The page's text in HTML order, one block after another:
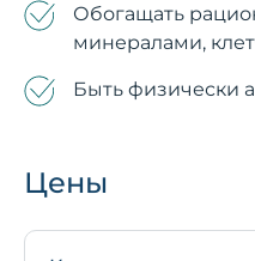
Обогащать
минералами,
Быть физически
Цены